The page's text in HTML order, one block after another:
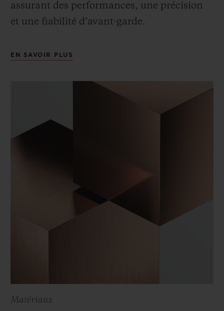
assurant des performances, une précision
et une fiabilité d’avant-garde.
EN SAVOIR PLUS
Matériaux